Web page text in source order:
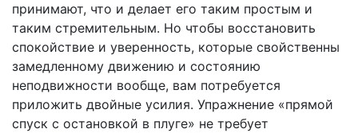
принимают, что и делает его таким простым и
таким стремительным. Но чтобы восстановить
спокойствие и уверенность, которые свойственны
замедленному движению и состоянию
неподвижности вообще, вам потребуется
приложить двойные усилия. Упражнение «прямой
спуск с остановкой в плуге» не требует